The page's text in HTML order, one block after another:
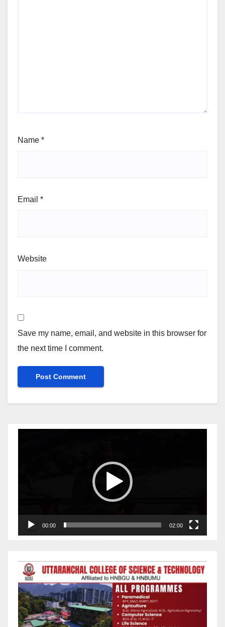
Name *
Email *
Website
Save my name, email, and website in this browser for
the next time I comment.
00:00 02:00